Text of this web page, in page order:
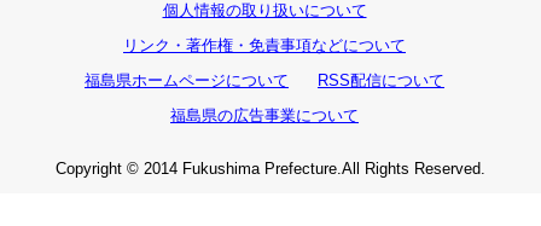
個人情報の取り扱いについて
リンク・著作権・免責事項などについて
福島県ホームページについて
RSS配信について
福島県の広告事業について
Copyright © 2014 Fukushima Prefecture.All Rights Reserved.